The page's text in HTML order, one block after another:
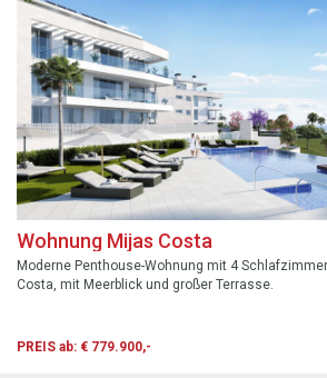
Wohnung Mijas Costa
Moderne Penthouse-Wohnung mit 4
Costa, mit Meerblick und großer Terrasse.
PREIS ab: € 779.900,-